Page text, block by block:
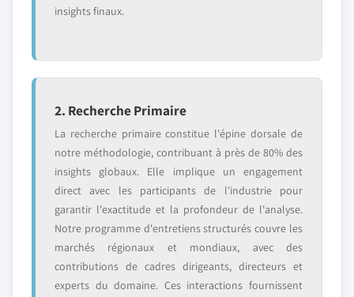
insights finaux.
2. Recherche Primaire
La recherche primaire constitue l'épine dorsale de
notre méthodologie, contribuant à près de 80% des
insights globaux. Elle implique un engagement
direct avec les participants de l'industrie pour
garantir l'exactitude et la profondeur de l'analyse.
Notre programme d'entretiens structurés couvre les
marchés régionaux et mondiaux, avec des
contributions de cadres dirigeants, directeurs et
experts du domaine. Ces interactions fournissent